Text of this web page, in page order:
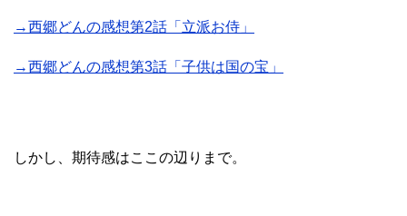
→西郷どんの感想第2話「立派お侍」
→西郷どんの感想第3話「子供は国の宝」
しかし、期待感はここの辺りまで。